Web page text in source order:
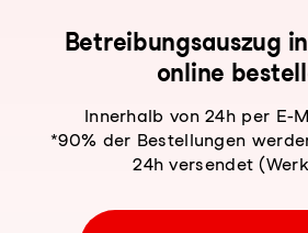
Be­trei­bungs­aus­zug
online
Innerhalb von 24h per E-
*90% der Bestellungen
24h versendet